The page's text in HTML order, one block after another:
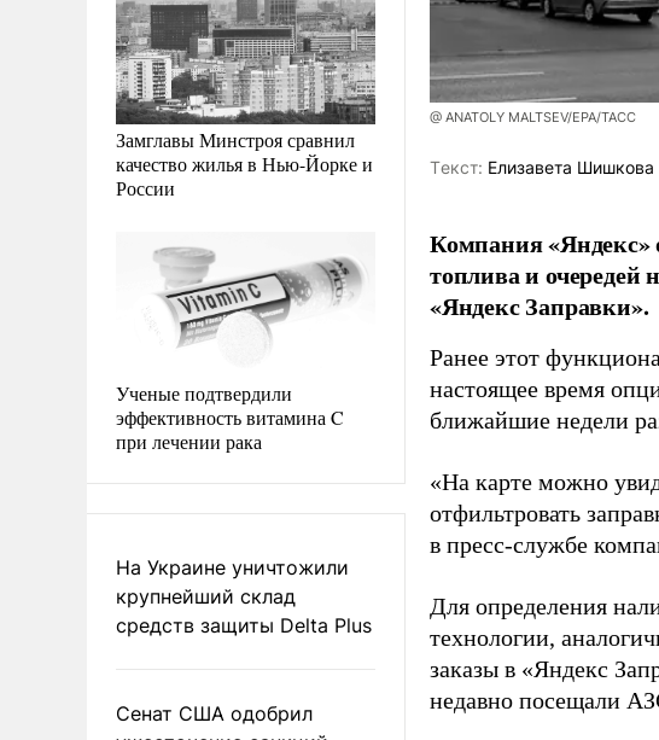
Замглавы Минстроя сравнил
качество жилья в Нью-Йорке и
России
Ученые подтвердили
эффективность витамина C
при лечении рака
На Украине уничтожили
крупнейший склад
средств защиты Delta Plus
Сенат США одобрил
@ ANATOLY MALTSEV/EPA/ТАСС
Tекст: Елизавета Шишкова
Компания
топлива и очередей
«Яндекс Заправки».
Ранее этот
настоящее время
ближайшие недели
«На карте можно
отфильтровать
в пресс-службе
Для определения
технологии,
заказы в «Яндекс
недавно посещали